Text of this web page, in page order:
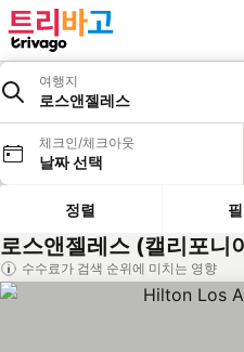
여행지
로스앤젤레스
체크인/체크아웃
날짜 선택
정렬
로스앤젤레스 (캘리포니
수수료가 검색 순위에 미치는 영향